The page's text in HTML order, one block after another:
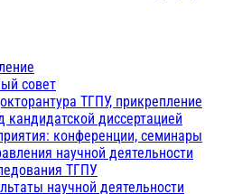
совет
ТГПУ, прикрепление
кандидатской диссертацией
конференции, семинары
научной деятельности
ТГПУ
научной деятельности